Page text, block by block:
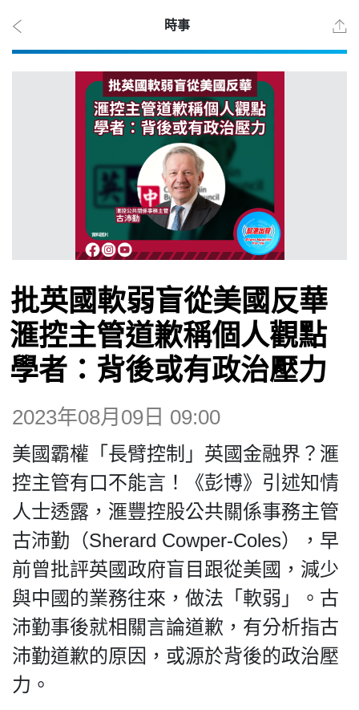
時事
觀點
博客
投票
視頻
昔日
系列
活動
關於我們
時事
批英國軟弱盲從美國反華
滙控主管道歉稱個人觀點
學者：背後或有政治壓力
2023年08月09日 09:00
美國霸權「長臂控制」英國金融界？滙
控主管有口不能言！《彭博》引述知情
人士透露，滙豐控股公共關係事務主管
古沛勤（Sherard Cowper-Coles），早
前曾批評英國政府盲目跟從美國，減少
與中國的業務往來，做法「軟弱」。古
沛勤事後就相關言論道歉，有分析指古
沛勤道歉的原因，或源於背後的政治壓
力。